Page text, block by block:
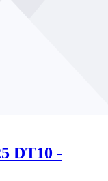
DT10 -